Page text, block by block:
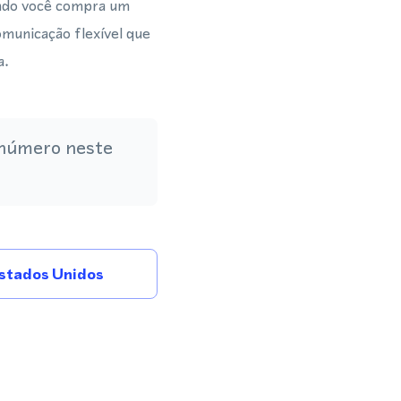
você compra um
flexível que
neste
Unidos